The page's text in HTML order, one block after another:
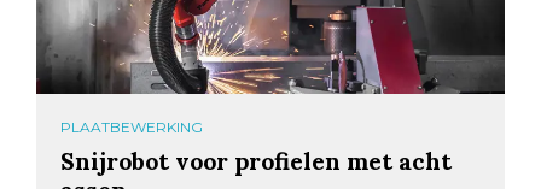
PLAATBEWERKING
Snijrobot voor profielen met acht